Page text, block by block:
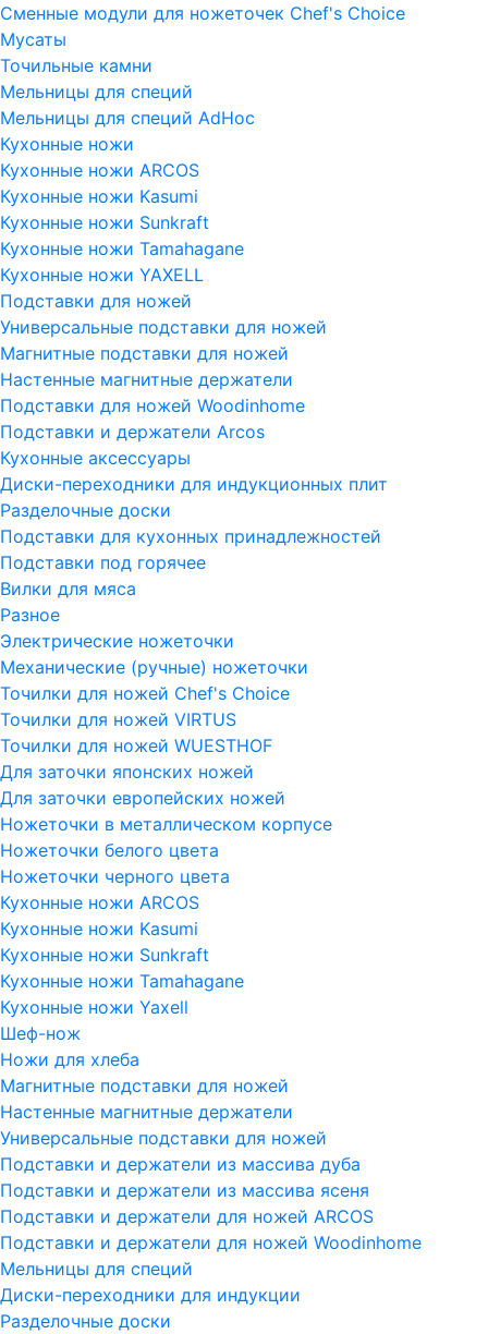
Сменные модули для ножеточек Chef's Choice
Мусаты
Точильные камни
Мельницы для специй
Мельницы для специй AdHoc
Кухонные ножи
Кухонные ножи ARCOS
Кухонные ножи Kasumi
Кухонные ножи Sunkraft
Кухонные ножи Tamahagane
Кухонные ножи YAXELL
Подставки для ножей
Универсальные подставки для ножей
Магнитные подставки для ножей
Настенные магнитные держатели
Подставки для ножей Woodinhome
Подставки и держатели Arcos
Кухонные аксессуары
Диски-переходники для индукционных плит
Разделочные доски
Подставки для кухонных принадлежностей
Подставки под горячее
Вилки для мяса
Разное
Электрические ножеточки
Механические (ручные) ножеточки
Точилки для ножей Chef's Choice
Точилки для ножей VIRTUS
Точилки для ножей WUESTHOF
Для заточки японских ножей
Для заточки европейских ножей
Ножеточки в металлическом корпусе
Ножеточки белого цвета
Ножеточки черного цвета
Кухонные ножи ARCOS
Кухонные ножи Kasumi
Кухонные ножи Sunkraft
Кухонные ножи Tamahagane
Кухонные ножи Yaxell
Шеф-нож
Ножи для хлеба
Магнитные подставки для ножей
Настенные магнитные держатели
Универсальные подставки для ножей
Подставки и держатели из массива дуба
Подставки и держатели из массива ясеня
Подставки и держатели для ножей ARCOS
Подставки и держатели для ножей Woodinhome
Мельницы для специй
Диски-переходники для индукции
Разделочные доски